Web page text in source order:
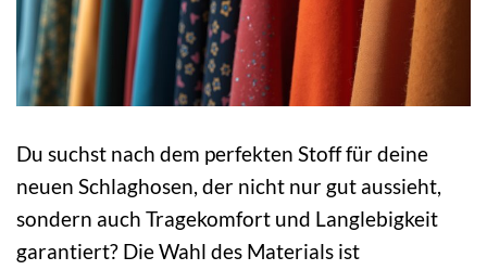
Du suchst nach dem perfekten Stoff für deine
neuen Schlaghosen, der nicht nur gut aussieht,
sondern auch Tragekomfort und Langlebigkeit
garantiert? Die Wahl des Materials ist